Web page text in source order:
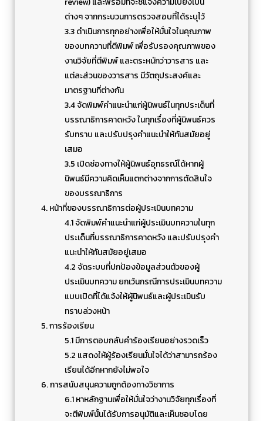
ต่างๆ จากกระบวนการตรวจสอบที่ได้ระบุไว้
3.3 ดำเนินการทุกอย่างเพื่อให้มั่นใจในคุณภาพ
ของบทความที่ตีพิมพ์ เพื่อรับรองคุณภาพของ
งานวิจัยที่ตีพิมพ์ และตระหนักว่าวารสาร และ
แต่ละส่วนของวารสาร มีวัตถุประสงค์และ
มาตรฐานที่ต่างกัน
3.4 จัดพิมพ์คำแนะนำแก่ผู้นิพนธ์ในทุกประเด็นที่
บรรณาธิการคาดหวัง ในทุกเรื่องที่ผู้นิพนธ์ควร
รับทราบ และปรับปรุงคำแนะนำให้ทันสมัยอยู่
เสมอ
3.5 เปิดช่องทางให้ผู้นิพนธ์อุทธรณ์ได้หากผู้
นิพนธ์มีความคิดเห็นแตกต่างจากการตัดสินใจ
ของบรรณาธิการ
4. หน้าที่ของบรรณาธิการต่อผู้ประเมินบทความ
4.1 จัดพิมพ์คำแนะนำแก่ผู้ประเมินบทความในทุก
ประเด็นที่บรรณาธิการคาดหวัง และปรับปรุงคำ
แนะนำให้ทันสมัยอยู่เสมอ
4.2 จัดระบบที่ปกป้องข้อมูลส่วนตัวของผู้
ประเมินบทความ ยกเว้นกรณีการประเมินบทความ
แบบเปิดที่ได้แจ้งให้ผู้นิพนธ์และผู้ประเมินรับ
ทราบล่วงหน้า
5. การร้องเรียน
5.1 มีการตอบกลับคำร้องเรียนอย่างรวดเร็ว
5.2 แสดงให้ผู้ร้องเรียนมั่นใจได้ว่าสามารถร้อง
เรียนได้อีกหากยังไม่พอใจ
6. การสนับสนุนความถูกต้องทางวิชาการ
6.1 หาหลักฐานเพื่อให้มั่นใจว่างานวิจัยทุกเรื่องที่
จะตีพิมพ์นั้นได้รับการอนุมัติและเห็นชอบโดย